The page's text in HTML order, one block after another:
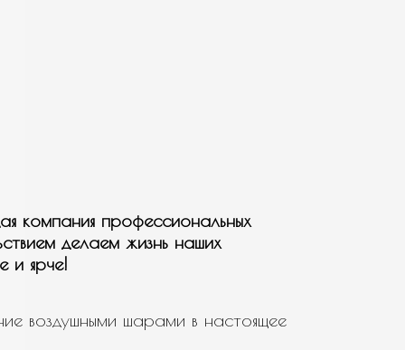
компания профессиональных
делаем жизнь наших
и ярче!
воздушными шарами в настоящее